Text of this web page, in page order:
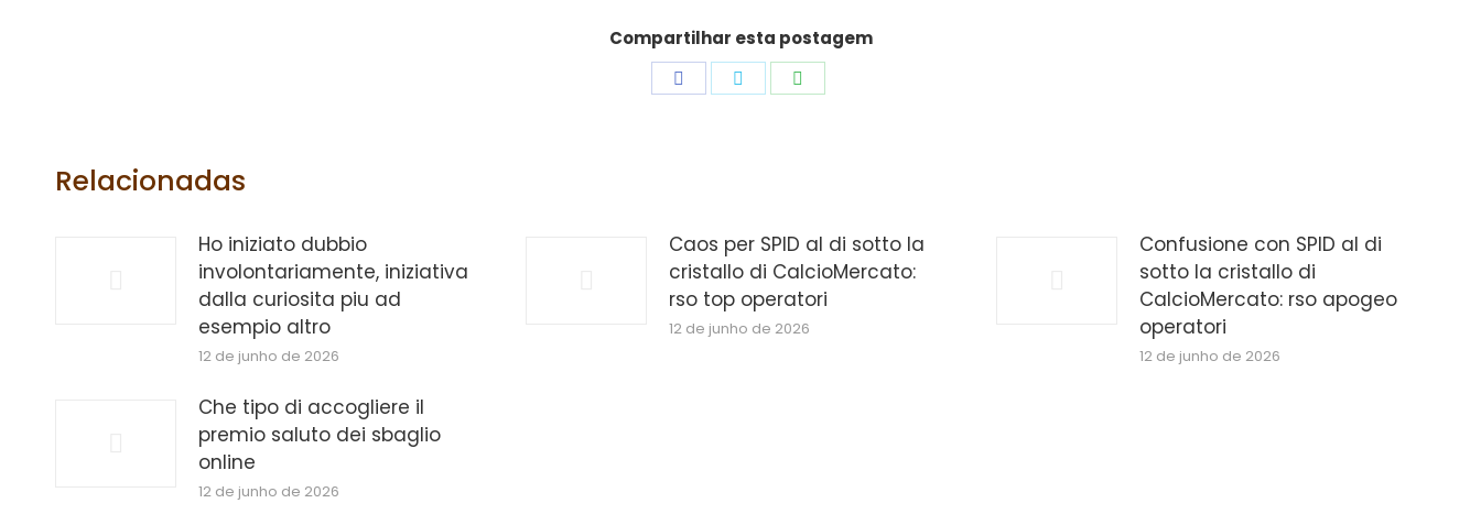
Compartilhar esta postagem
Relacionadas
Ho iniziato dubbio
involontariamente, iniziativa
dalla curiosita piu ad
esempio altro
12 de junho de 2026
Caos per SPID al di sotto la
cristallo di CalcioMercato:
rso top operatori
12 de junho de 2026
Confusione con SPID al di
sotto la cristallo di
CalcioMercato: rso apogeo
operatori
12 de junho de 2026
Che tipo di accogliere il
premio saluto dei sbaglio
online
12 de junho de 2026